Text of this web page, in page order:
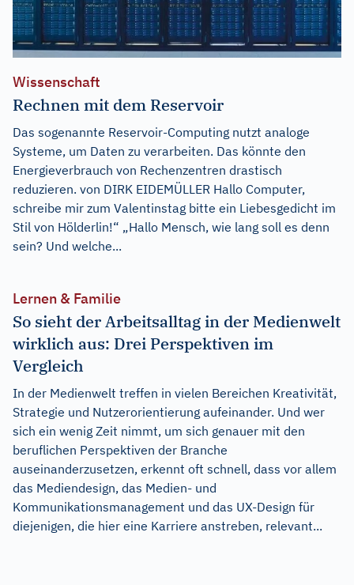
Wissenschaft
Rechnen mit dem Reservoir
Das sogenannte Reservoir-Computing nutzt analoge
Systeme, um Daten zu verarbeiten. Das könnte den
Energieverbrauch von Rechenzentren drastisch
reduzieren. von DIRK EIDEMÜLLER Hallo Computer,
schreibe mir zum Valentinstag bitte ein Liebesgedicht im
Stil von Hölderlin!“ „Hallo Mensch, wie lang soll es denn
sein? Und welche...
Lernen & Familie
So sieht der Arbeitsalltag in der Medienwelt
wirklich aus: Drei Perspektiven im
Vergleich
In der Medienwelt treffen in vielen Bereichen Kreativität,
Strategie und Nutzerorientierung aufeinander. Und wer
sich ein wenig Zeit nimmt, um sich genauer mit den
beruflichen Perspektiven der Branche
auseinanderzusetzen, erkennt oft schnell, dass vor allem
das Mediendesign, das Medien- und
Kommunikationsmanagement und das UX-Design für
diejenigen, die hier eine Karriere anstreben, relevant...